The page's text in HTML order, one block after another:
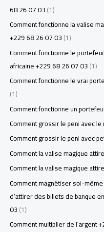
68 26 07 03(1)
Comment fonctionne la valise
+229 68 26 07 03(1)
Comment fonctionne le
africaine +229 68 26 07 03(1)
Comment fonctionne le vrai
(1)
Comment fonctionne un
Comment grossir le peni avec
Comment grossir le peni avec
Comment la valise magique
Comment la valise magique
Comment magnétiser soi-
d’attirer des billets de banque
03(1)
Comment multiplier de l’argent